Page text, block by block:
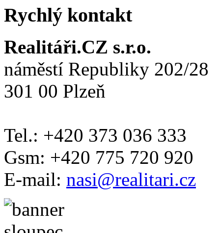
Rychlý kontakt
Realitáři.CZ s.r.o.
náměstí Republiky 202/28
301 00 Plzeň
Tel.: +420 373 036 333
Gsm: +420 775 720 920
E-mail: nasi@realitari.cz